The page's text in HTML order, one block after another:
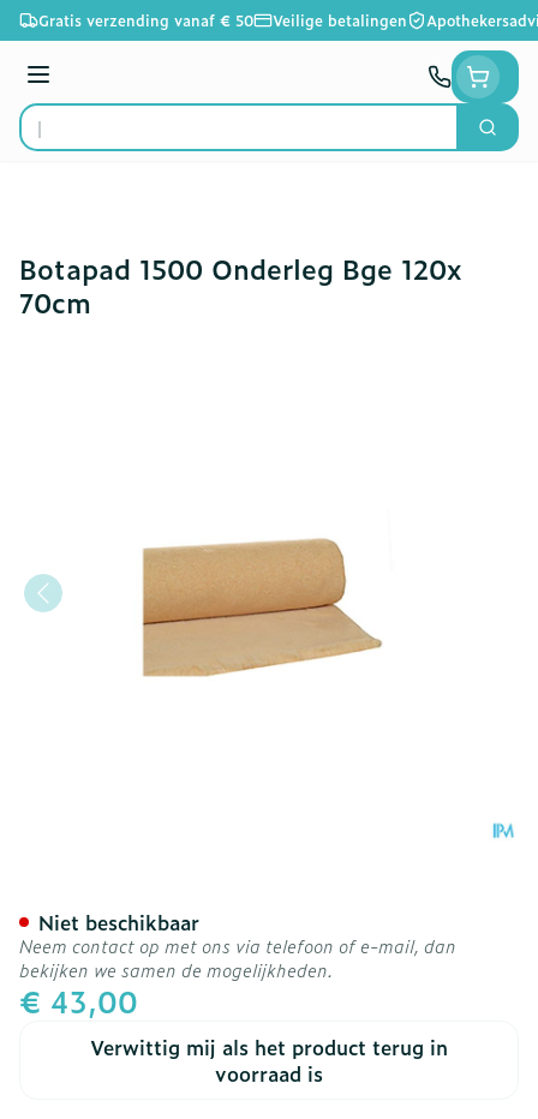
Ga naar de inhoud
Gratis verzending vanaf € 50 Veilige betalingen
Menu
Product, merk, categorie...
Zoek
Botapad 1500 Onderleg Bge 120x
70cm
€ 43,00
Verwittig mij als het product terug in
voorraad is
Niet beschikbaar
Neem contact op met ons via telefoon of e-mail, dan
bekijken we samen de mogelijkheden.